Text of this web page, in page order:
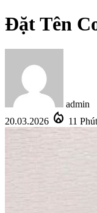
Đặt Tên
admin
20.03.2026 local_fire_department 11